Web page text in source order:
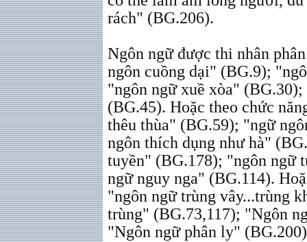
rách" (BG.206).
Ngôn ngữ được thi nhân
ngôn cuồng dại" (BG.9);
"ngôn ngữ xuề xòa"
(BG.45). Hoặc theo chức
thêu thùa" (BG.59); "ngữ
ngôn thích dụng như hà"
tuyền" (BG.178); "ngôn ngữ
ngữ nguy nga" (BG.114).
"ngôn ngữ trùng vây...trùng
trùng" (BG.73,117); "Ngôn
"Ngôn ngữ phân ly"